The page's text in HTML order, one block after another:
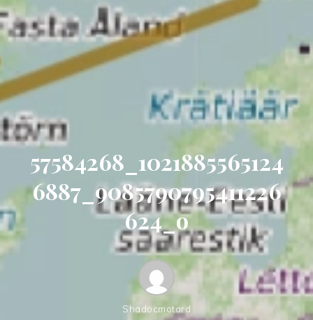
57584268_1021885565124
6887_9085790795411226
624_o
Shadocmotard